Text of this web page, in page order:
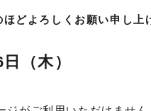
ほどよろしくお願い申し上
（木）